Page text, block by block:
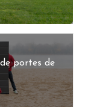
portes de